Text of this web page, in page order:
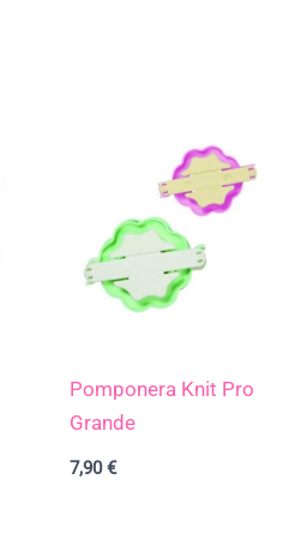
Pomponera Knit Pro
Grande
7,90€